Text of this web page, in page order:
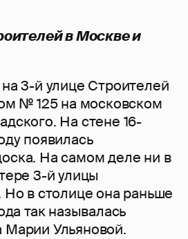
в Москве и
3-й улице Строителей
№ 125 на московском
На стене 16-
появилась
На самом деле ни в
3-й улицы
Но в столице она раньше
так называлась
Ульяновой.